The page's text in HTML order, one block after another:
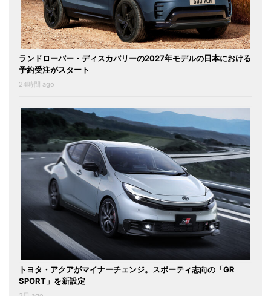
ランドローバー・ディスカバリーの2027年モデルの日本における
予約受注がスタート
24時間 ago
トヨタ・アクアがマイナーチェンジ。スポーティ志向の「GR
SPORT」を新設定